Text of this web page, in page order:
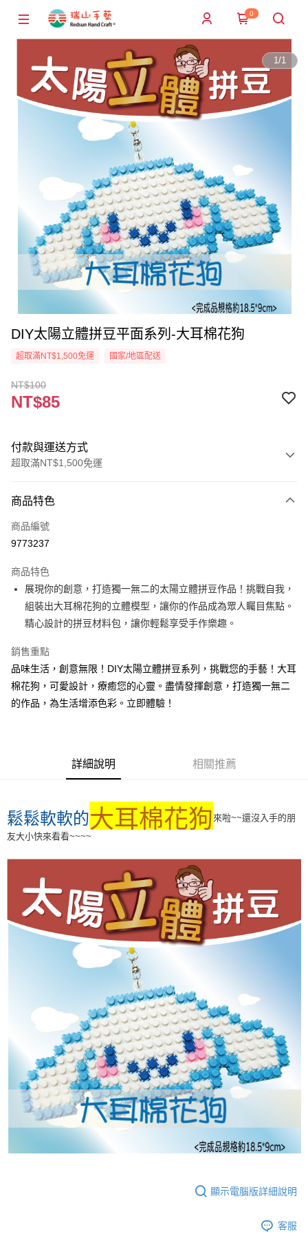
0
1/1
DIY太陽立體拼豆平面系列-大耳棉花狗
超取滿NT$1,500免運 國家/地區配送
NT$100
NT$85
付款與運送方式
超取滿NT$1,500免運
信用卡一次付款
超商取貨付款
街口支付
悠遊付
運送方式
全家取貨付款
每筆NT$60，滿NT$1,500(含以上)免運費
付款後全家取貨
每筆NT$60，滿NT$1,500(含以上)免運費
宅配 新竹物流
每筆NT$130，滿NT$2,000(含以上)免運費
國家/地區配送-香港(順豐快遞) 查看運費
商品特色
商品編號
9773237
商品特色
展現你的創意，打造獨一無二的太陽立體拼豆作品！挑戰自我，
組裝出大耳棉花狗的立體模型，讓你的作品成為眾人矚目焦點。
精心設計的拼豆材料包，讓你輕鬆享受手作樂趣。
銷售重點
品味生活，創意無限！DIY太陽立體拼豆系列，挑戰您的手藝！大耳
棉花狗，可愛設計，療癒您的心靈。盡情發揮創意，打造獨一無二
的作品，為生活增添色彩。立即體驗！
詳細說明 相關推薦
鬆鬆軟軟的大耳棉花狗 來啦~~還沒入手的朋
友大小快來看看~~~~
顯示電腦版詳細說明
客服